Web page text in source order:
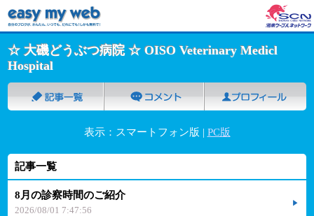
☆ 大磯どうぶつ病院 ☆ OISO Veterinary Medicl
Hospital
表示：スマートフォン版 | PC版
記事一覧
8月の診察時間のご紹介
2026/08/01 7:47:56